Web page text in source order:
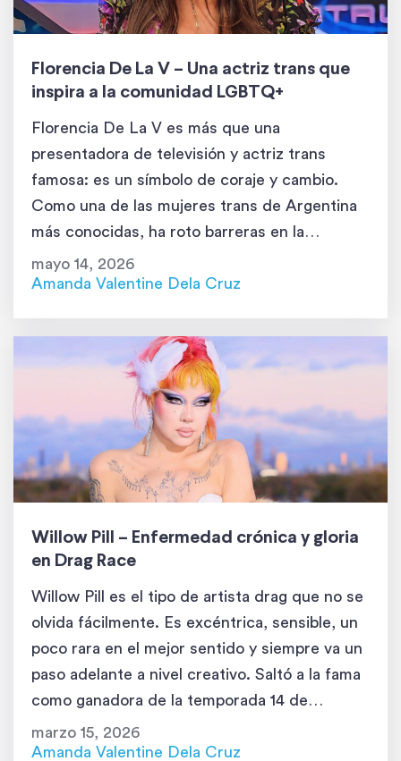
Florencia De La V – Una actriz trans que
inspira a la comunidad LGBTQ+
Florencia De La V es más que una
presentadora de televisión y actriz trans
famosa: es un símbolo de coraje y cambio.
Como una de las mujeres trans de Argentina
más conocidas, ha roto barreras en la
industria del entretenimiento y ha luchado por
los derechos de su comunidad. Primeros años
mayo 14, 2026
Amanda Valentine Dela Cruz
Willow Pill – Enfermedad crónica y gloria
en Drag Race
Willow Pill es el tipo de artista drag que no se
olvida fácilmente. Es excéntrica, sensible, un
poco rara en el mejor sentido y siempre va un
paso adelante a nivel creativo. Saltó a la fama
como ganadora de la temporada 14 de
RuPaul’s Drag Race, y no solo caminó por la
pasarela: la redefinió. […]
marzo 15, 2026
Amanda Valentine Dela Cruz